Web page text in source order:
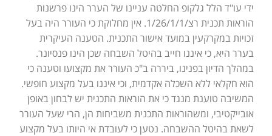
ידי עו"ד הלל גלקופ החלטה עניינו של הערר הינו פרשנות
הוראות תכנית רצ/1/26/1/1. אין מחלוקת כי העורר היה בעל
זכויות במקרקעין במועד אישור התכנית. הטענה העיקרית
בערר היא, כי איננו חייב בהיטל השבחה שכן הינו פנסיונר.
במהלך הדיון בפנינו, ביררה ב"כ העורר את מקצועו וטענה כי
הוא חקלאי ללא השכלה אקדמית, וכי איננו בעל מקצוע חופשי.
המשיבה טוענת מנגד כי את הוראות התכנית יש לבחון באופן
אובייקטיבי, ומשהוראות התכנית משביחות הן, הרי שעל העורר
לשאת בהיטל ההשבחה. נטען כי לעובדת אי היותו בעל מקצוע